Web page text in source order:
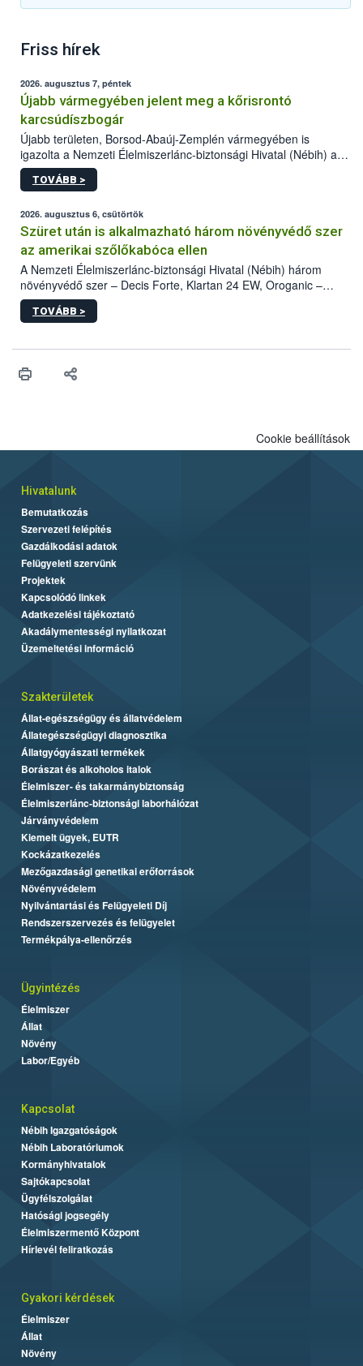
Friss hírek
2026. augusztus 7, péntek
Újabb vármegyében jelent meg a kőrisrontó
karcsúdíszbogár
Újabb területen, Borsod-Abaúj-Zemplén vármegyében is
igazolta a Nemzeti Élelmiszerlánc-biztonsági Hivatal (Nébih) a
kőrisrontó karcsúdíszbogár (Agrilus planipennis) jelenlétét. A
kártevőt nem csak színcsapdában találták meg, de már fertőzött
az intenzív felderítést, emellett az intézkedéseket a szlovák
hatósággal is összehangolják a terjedés megállítása érdekében.
TOVÁBB >
2026. augusztus 6, csütörtök
Szüret után is alkalmazható három növényvédő szer
az amerikai szőlőkabóca ellen
A Nemzeti Élelmiszerlánc-biztonsági Hivatal (Nébih) három
növényvédő szer – Decis Forte, Klartan 24 EW, Oroganic –
engedélyokiratát módosította, így azok a szüretet követően,
egészen a vesszőérettség (BBCH 91) stádiumáig
érésű szőlőkben is legyen lehetőség a károsító elleni további
felhasználók számára is elérhető és ökológiai termesztésben is
TOVÁBB >
Cookie beállítások
Hivatalunk
Bemutatkozás
Szervezeti felépítés
Gazdálkodási adatok
Felügyeleti szervünk
Projektek
Kapcsolódó linkek
Adatkezelési tájékoztató
Akadálymentességi nyilatkozat
Üzemeltetési információ
Szakterületek
Állat-egészségügy és állatvédelem
Állategészségügyi diagnosztika
Állatgyógyászati termékek
Borászat és alkoholos italok
Élelmiszer- és takarmánybiztonság
Élelmiszerlánc-biztonsági laborhálózat
Járványvédelem
Kiemelt ügyek, EUTR
Kockázatkezelés
Mezőgazdasági genetikai erőforrások
Növényvédelem
Nyilvántartási és Felügyeleti Díj
Rendszerszervezés és felügyelet
Termékpálya-ellenőrzés
Ügyintézés
Élelmiszer
Állat
Növény
Labor/Egyéb
Kapcsolat
Nébih Igazgatóságok
Nébih Laboratóriumok
Kormányhivatalok
Sajtókapcsolat
Ügyfélszolgálat
Hatósági jogsegély
Élelmiszermentő Központ
Hírlevél feliratkozás
Gyakori kérdések
Élelmiszer
Állat
Növény